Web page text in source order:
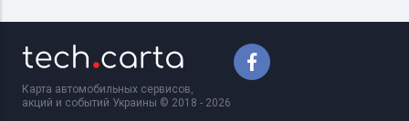
Карта автомобильных сервисов,
акций и событий Украины © 2018 - 2026